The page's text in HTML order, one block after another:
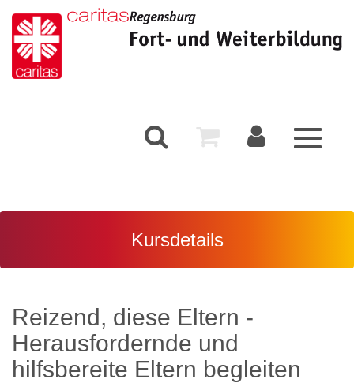
Toggle
Kursdetails
Reizend, diese Eltern -
Herausfordernde und
hilfsbereite Eltern begleiten